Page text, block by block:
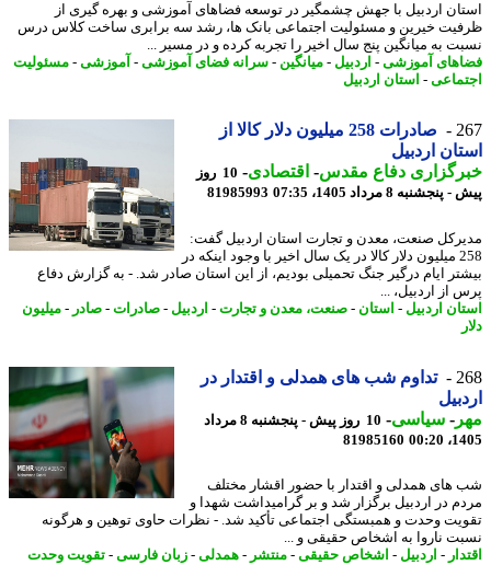
اردبیل با جهش چشمگیر در توسعه فضاهای آموزشی و بهره گیری از
خیرین و مسئولیت اجتماعی بانک ها، رشد سه برابری ساخت کلاس درس
به میانگین پنج سال اخیر را تجربه کرده و در مسیر ...
آموزشی -اردبیل -میانگین-سرانه فضای آموزشی -آموزشی -مسئولیت
-استان اردبیل
صادرات 258 میلیون دلار کالا از
اردبیل
دفاع مقدس-اقتصادی-
10 روز
8 مرداد 1405، 07:35
81985993
صنعت، معدن و تجارت استان اردبیل گفت:
258 میلیون دلار کالا در یک سال اخیر با وجود اینکه در
ایام درگیر جنگ تحمیلی بودیم، از این استان صادر شد. - به گزارش دفاع
از اردبیل، ...
اردبیل -استان-صنعت، معدن و تجارت- اردبیل -صادرات- صادر-میلیون
تداوم شب های همدلی و اقتدار در
-سیاسی-
10 روز پیش - پنجشنبه 8 مرداد
81985160
همدلی و اقتدار با حضور اقشار مختلف
در اردبیل برگزار شد و بر گرامیداشت شهدا و
وحدت و همبستگی اجتماعی تأکید شد. - نظرات حاوی توهین و هرگونه
ناروا به اشخاص حقیقی و ...
-اردبیل -اشخاص حقیقی-منتشر-همدلی-زبان فارسی -تقویت وحدت